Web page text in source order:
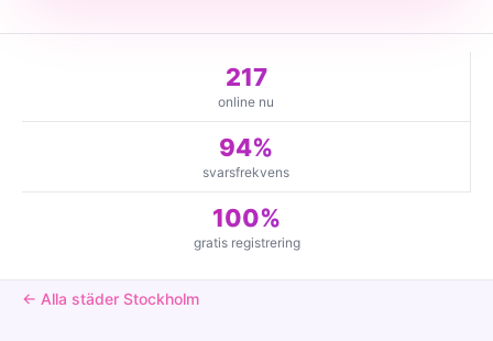
217
online nu
94%
svarsfrekvens
100%
gratis registrering
← Alla städer Stockholm